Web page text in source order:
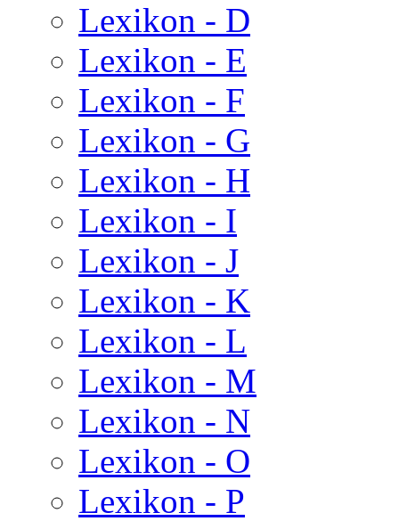
Lexikon - D
Lexikon - E
Lexikon - F
Lexikon - G
Lexikon - H
Lexikon - I
Lexikon - J
Lexikon - K
Lexikon - L
Lexikon - M
Lexikon - N
Lexikon - O
Lexikon - P